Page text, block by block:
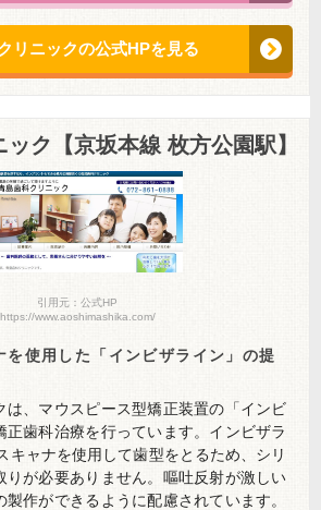
リニックの公式HPを見る
ク【京坂本線 枚方公園駅】
引用元：公式HP
https://www.aoshimashika.com/
を使用した「インビザライン」の提
は、マウスピース型矯正装置の「インビ
正歯科治療を行っています。インビザラ
キャナを使用して歯型をとるため、シリ
りが必要ありません。嘔吐反射が激しい
製作ができるように配慮されています。